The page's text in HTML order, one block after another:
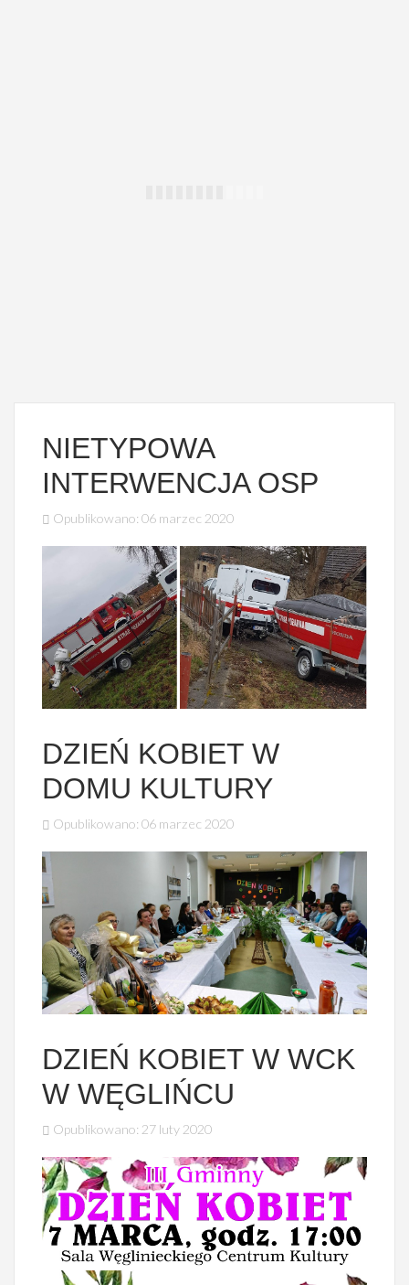
NIETYPOWA
INTERWENCJA OSP
Opublikowano: 06 marzec 2020
DZIEŃ KOBIET W
DOMU KULTURY
Opublikowano: 06 marzec 2020
DZIEŃ KOBIET W WCK
W WĘGLIŃCU
Opublikowano: 27 luty 2020